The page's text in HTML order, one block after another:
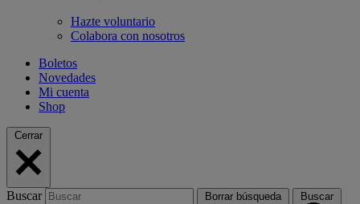
Hazte voluntario
Colabora con nosotros
Boletos
Novedades
Mi cuenta
Shop
Cerrar
Buscar Borrar búsqueda Buscar